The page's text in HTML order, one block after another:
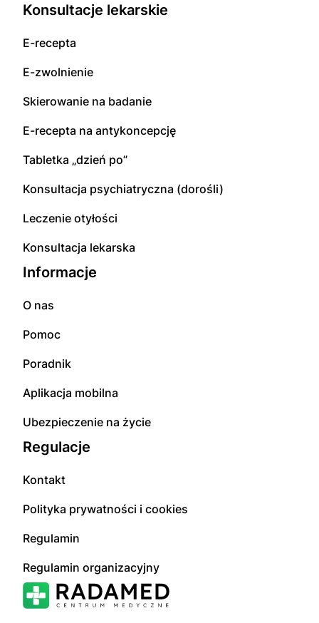
Konsultacje lekarskie
E-recepta
E-zwolnienie
Skierowanie na badanie
E-recepta na antykoncepcję
Tabletka „dzień po”
Konsultacja psychiatryczna (dorośli)
Leczenie otyłości
Konsultacja lekarska
Informacje
O nas
Pomoc
Poradnik
Aplikacja mobilna
Ubezpieczenie na życie
Regulacje
Kontakt
Polityka prywatności i cookies
Regulamin
Regulamin organizacyjny